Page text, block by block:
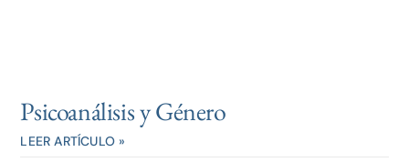
Psicoanálisis y Género
LEER ARTÍCULO »